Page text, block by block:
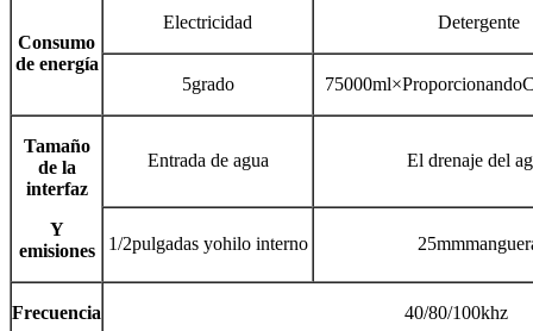
Consumo
de energía
Electricidad Detergente
5grado
Tamaño
de la
interfaz
Y
emisiones
Entrada de agua El drenaje del
1/2pulgadas yohilo interno
Frecuencia 40/80/100khz